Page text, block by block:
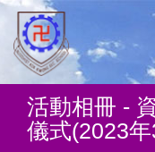
活動相冊 -
儀式(2023